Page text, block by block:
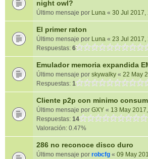
night owl?
Último mensaje por Luna « 30 Jul 2017,
El primer raton
Último mensaje por Luna « 23 Jul 2017,
Respuestas: 6
Emulador memoria expandida
Último mensaje por skywalky « 22 May
Respuestas: 1
Cliente p2p con minimo
Último mensaje por GXY « 13 May
Respuestas: 14
Valoración: 0.47%
286 no reconoce disco duro
Último mensaje por robcfg « 09 May